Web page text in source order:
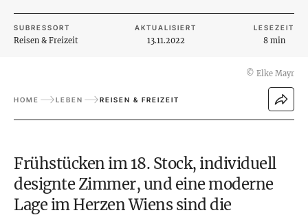
SUBRESSORT
Reisen & Freizeit
AKTUALISIERT
13.11.2022
LESEZEIT
8 min
© Elke Mayr
HOME LEBEN REISEN & FREIZEIT
Frühstücken im 18. Stock, individuell
designte Zimmer, und eine moderne
Lage im Herzen Wiens sind die